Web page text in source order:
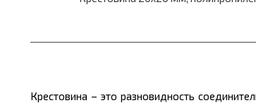
Крестовина – это разновидность